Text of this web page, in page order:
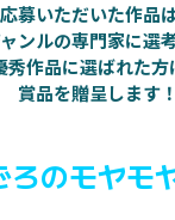
応募いただいた作品は
ンルの専門家に選
秀作品に選ばれた方
賞品を贈呈します！
ろのモヤモ